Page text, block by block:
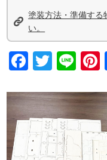
塗装方法・準備する
い。